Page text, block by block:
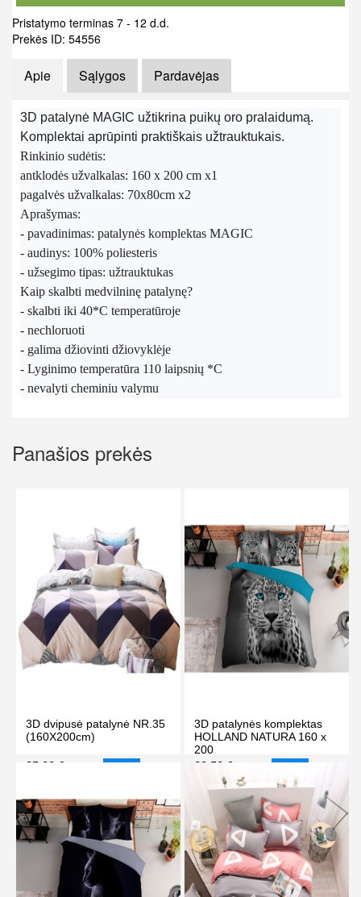
Pristatymo terminas 7 - 12 d.d.
Prekės ID: 54556
Apie Sąlygos Pardavėjas
3D patalynė MAGIC užtikrina puikų oro pralaidumą.
Komplektai aprūpinti praktiškais užtrauktukais.
Rinkinio sudėtis:
antklodės užvalkalas: 160 x 200 cm x1
pagalvės užvalkalas: 70x80cm x2
Aprašymas:
- pavadinimas: patalynės komplektas MAGIC
- audinys: 100% poliesteris
- užsegimo tipas: užtrauktukas
Kaip skalbti medvilninę patalynę?
- skalbti iki 40*C temperatūroje
- nechloruoti
- galima džiovinti džiovyklėje
- Lyginimo temperatūra 110 laipsnių *C
- nevalyti cheminiu valymu
Panašios prekės
3D dvipusė patalynė NR.35
(160X200cm)
35.00 €
PIRKTI
3D patalynės komplektas
HOLLAND NATURA 160 x
200
39.50 €
PIRKTI